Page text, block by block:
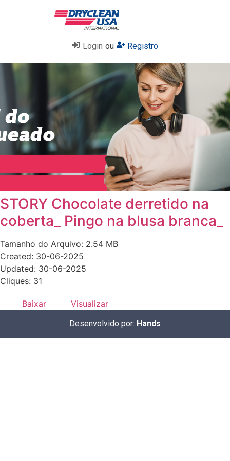
Login ou Registro
STORY Chocolate derretido na
coberta_ Pingo na blusa branca_
Tamanho do Arquivo: 2.54 MB
Created: 30-06-2025
Updated: 30-06-2025
Cliques: 31
Baixar Visualizar
Desenvolvido por: Hands